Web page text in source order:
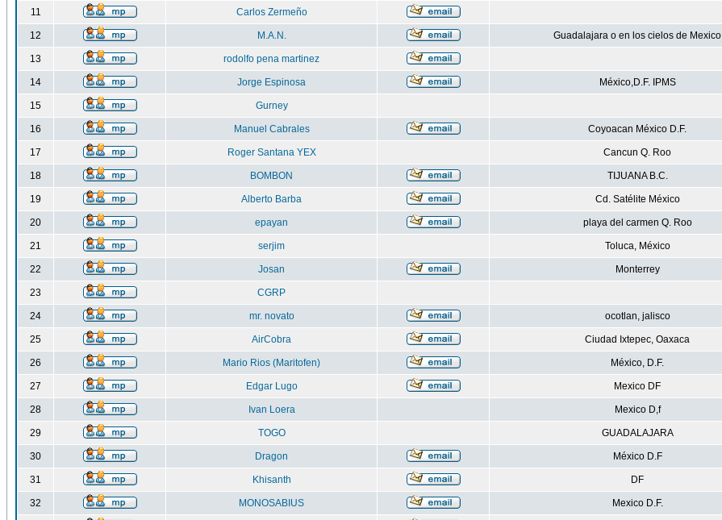
11 Carlos Zermeño
12 M.A.N. Guadalajara o en los cielos de Mexico
13 rodolfo pena martinez
14 Jorge Espinosa México,D.F. IPMS
15 Gurney
16 Manuel Cabrales Coyoacan México D.F.
17 Roger Santana YEX Cancun Q. Roo
18 BOMBON TIJUANA B.C.
19 Alberto Barba Cd. Satélite México
20 epayan playa del carmen Q. Roo
21 serjim Toluca, México
22 Josan Monterrey
23 CGRP
24 mr. novato ocotlan, jalisco
25 AirCobra Ciudad Ixtepec, Oaxaca
26 Mario Rios (Maritofen) México, D.F.
27 Edgar Lugo Mexico DF
28 Ivan Loera Mexico D,f
29 TOGO GUADALAJARA
30 Dragon México D.F
31 Khisanth DF
32 MONOSABIUS Mexico D.F.